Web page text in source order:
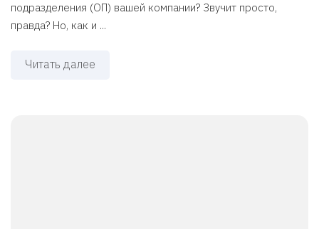
подразделения (ОП) вашей компании? Звучит просто,
правда? Но, как и ...
Читать далее